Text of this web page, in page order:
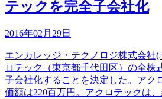
テックを完全子会社化
2016年02月29日
エンカレッジ・テクノロジ株式会社
ロテック（東京都千代田区）の全株
子会社化することを決定した。アク
価額は220百万円。アクロテックは